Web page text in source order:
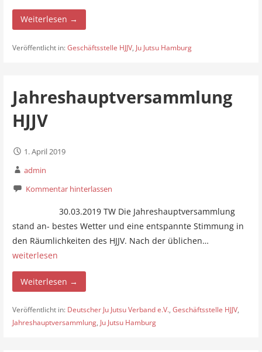
Weiterlesen →
Veröffentlicht in:Geschäftsstelle HJJV, Ju Jutsu Hamburg
Jahreshauptversammlung
HJJV
1. April 2019
admin
Kommentar hinterlassen
30.03.2019 TW Die Jahreshauptversammlung
stand an- bestes Wetter und eine entspannte Stimmung in
den Räumlichkeiten des HJJV. Nach der üblichen…
weiterlesen
Weiterlesen →
Veröffentlicht in: Deutscher Ju Jutsu Verband e.V., Geschäftsstelle HJJV,
Jahreshauptversammlung, Ju Jutsu Hamburg